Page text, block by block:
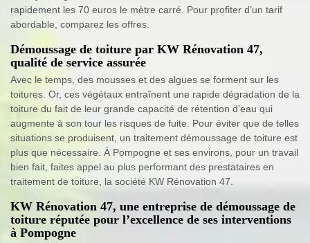
rapidement les 70 euros le mètre carré. Pour profiter d’un tarif
abordable, comparez les offres.
Démoussage de toiture par KW Rénovation 47,
qualité de service assurée
Avec le temps, des mousses et des algues se forment sur les
toitures. Or, ces végétaux entraînent une rapide dégradation de la
toiture du fait de leur grande capacité de rétention d’eau qui
augmente à son tour les risques de fuite. Pour éviter que de telles
situations se produisent, un traitement démoussage de toiture est
plus que nécessaire. À Pompogne et ses environs, pour un travail
bien fait, faites appel au plus performant des prestataires en
traitement de toiture, la société KW Rénovation 47.
KW Rénovation 47, une entreprise de démoussage de
toiture réputée pour l’excellence de ses interventions
à Pompogne